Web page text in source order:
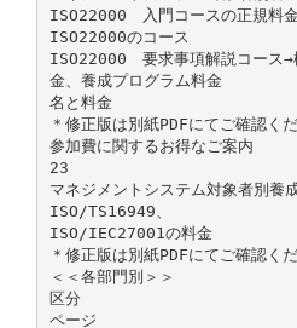
ISO22000 入門コースの正規料
ISO22000のコース
ISO22000 要求事項解説コース
金、養成プログラム料金
名と料金
＊修正版は別紙PDFにてご確認く
参加費に関するお得なご案内
23
マネジメントシステム対象者別養
ISO/TS16949、
ISO/IEC27001の料金
＊修正版は別紙PDFにてご確認く
＜＜各部門別＞＞
区分
ページ